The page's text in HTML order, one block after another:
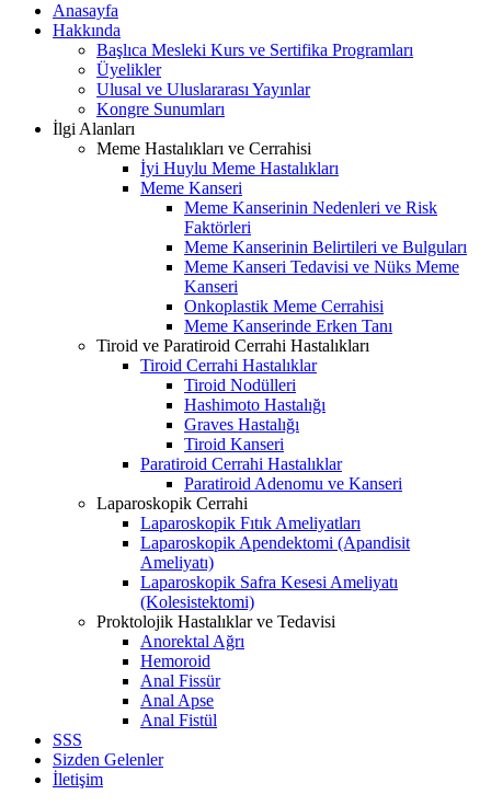
Anasayfa
Hakkında
Başlıca Mesleki Kurs ve Sertifika Programları
Üyelikler
Ulusal ve Uluslararası Yayınlar
Kongre Sunumları
İlgi Alanları
Meme Hastalıkları ve Cerrahisi
İyi Huylu Meme Hastalıkları
Meme Kanseri
Meme Kanserinin Nedenleri ve Risk
Faktörleri
Meme Kanserinin Belirtileri ve Bulguları
Meme Kanseri Tedavisi ve Nüks Meme
Kanseri
Onkoplastik Meme Cerrahisi
Meme Kanserinde Erken Tanı
Tiroid ve Paratiroid Cerrahi Hastalıkları
Tiroid Cerrahi Hastalıklar
Tiroid Nodülleri
Hashimoto Hastalığı
Graves Hastalığı
Tiroid Kanseri
Paratiroid Cerrahi Hastalıklar
Paratiroid Adenomu ve Kanseri
Laparoskopik Cerrahi
Laparoskopik Fıtık Ameliyatları
Laparoskopik Apendektomi (Apandisit
Ameliyatı)
Laparoskopik Safra Kesesi Ameliyatı
(Kolesistektomi)
Proktolojik Hastalıklar ve Tedavisi
Anorektal Ağrı
Hemoroid
Anal Fissür
Anal Apse
Anal Fistül
SSS
Sizden Gelenler
İletişim